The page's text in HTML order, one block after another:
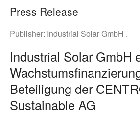
Press Release
Publisher: Industrial Solar GmbH .
Industrial Solar GmbH
Beteiligung der
Sustainable AG